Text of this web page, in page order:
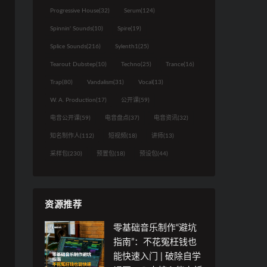
Progressive House(32) Serum(124)
Spinnin' Sounds(10) Spire(19)
Splice Sounds(216) Sylenth1(25)
Tearout Dubstep(10) Techno(25) Trance(16)
Trap(80) Vandalism(31) Vocal (13)
W. A. Production(17) 公开课(59)
电音公开课(59) 电音盘点(37) 电音资讯(32)
知名制作人(112) 短视频 (18) 讲师(13)
采样包(230) 预置包(18) 预设包(44)
资源推荐
零基础音乐制作“避坑
指南”：不花冤枉钱也
能快速入门 | 破除自学